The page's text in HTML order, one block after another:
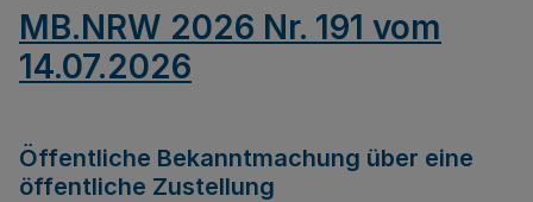
MB.NRW 2026 Nr. 191 vom
14.07.2026
Öffentliche Bekanntmachung über eine
öffentliche Zustellung